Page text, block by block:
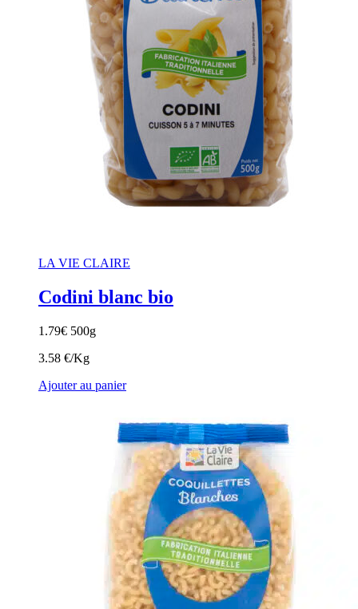
LA VIE CLAIRE
Codini blanc bio
1.79€ 500g
3.58 €/Kg
Ajouter au panier